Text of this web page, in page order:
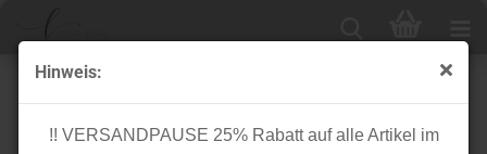
Hinweis:
!! VERSANDPAUSE 25% Rabatt auf alle Artikel im
Bio Jersey - uni - yellow